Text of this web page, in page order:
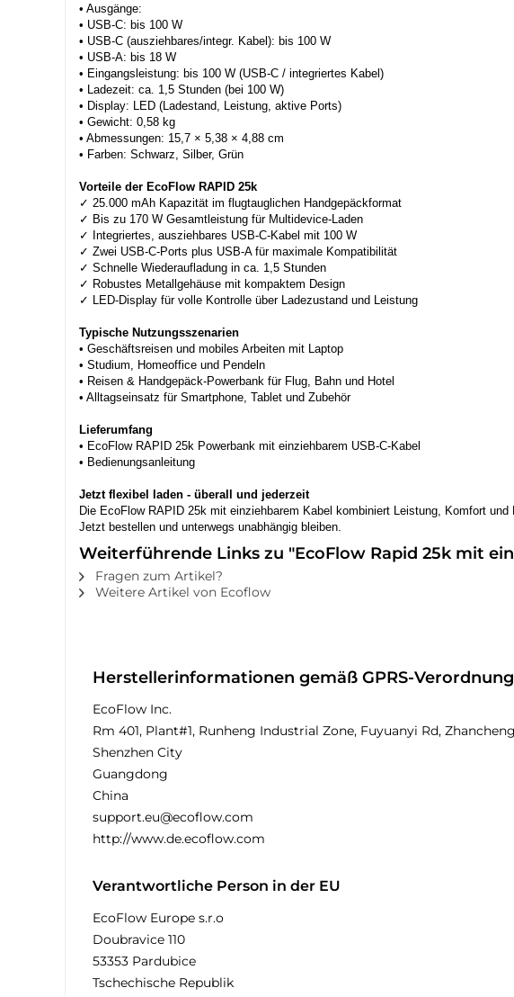
• Ausgänge:
• USB-C: bis 100 W
• USB-C (ausziehbares/integr. Kabel): bis 100 W
• USB-A: bis 18 W
• Eingangsleistung: bis 100 W (USB-C / integriertes Kabel)
• Ladezeit: ca. 1,5 Stunden (bei 100 W)
• Display: LED (Ladestand, Leistung, aktive Ports)
• Gewicht: 0,58 kg
• Abmessungen: 15,7 × 5,38 × 4,88 cm
• Farben: Schwarz, Silber, Grün
Vorteile der EcoFlow RAPID 25k
✓ 25.000 mAh Kapazität im flugtauglichen Handgepäckformat
✓ Bis zu 170 W Gesamtleistung für Multidevice-Laden
✓ Integriertes, ausziehbares USB-C-Kabel mit 100 W
✓ Zwei USB-C-Ports plus USB-A für maximale Kompatibilität
✓ Schnelle Wiederaufladung in ca. 1,5 Stunden
✓ Robustes Metallgehäuse mit kompaktem Design
✓ LED-Display für volle Kontrolle über Ladezustand und Leistung
Typische Nutzungsszenarien
• Geschäftsreisen und mobiles Arbeiten mit Laptop
• Studium, Homeoffice und Pendeln
• Reisen & Handgepäck-Powerbank für Flug, Bahn und Hotel
• Alltagseinsatz für Smartphone, Tablet und Zubehör
Lieferumfang
• EcoFlow RAPID 25k Powerbank mit einziehbarem USB-C-Kabel
• Bedienungsanleitung
Jetzt flexibel laden - überall und jederzeit
Die EcoFlow RAPID 25k mit einziehbarem Kabel kombiniert Leistung, Komfort
Jetzt bestellen und unterwegs unabhängig bleiben.
Weiterführende Links zu "EcoFlow Rapid 25k mit
Fragen zum Artikel?
Weitere Artikel von Ecoflow
Herstellerinformationen gemäß GPRS-
EcoFlow Inc.
Rm 401, Plant#1, Runheng Industrial Zone, Fuyuanyi Rd,
Shenzhen City
Guangdong
China
support.eu@ecoflow.com
http://www.de.ecoflow.com
Verantwortliche Person in der EU
EcoFlow Europe s.r.o
Doubravice 110
53353 Pardubice
Tschechische Republik